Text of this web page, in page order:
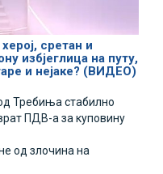
сретан и
избјеглица на путу,
и нејаке? (ВИДЕО)
Требиња стабилно
ПДВ-а за куповину
од злочина на